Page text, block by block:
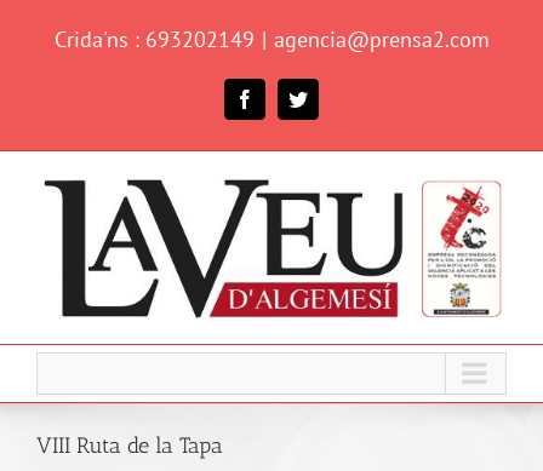
Crida'ns : 693202149 | agencia@prensa2.com
FacebookTwitter
VIII Ruta de la Tapa